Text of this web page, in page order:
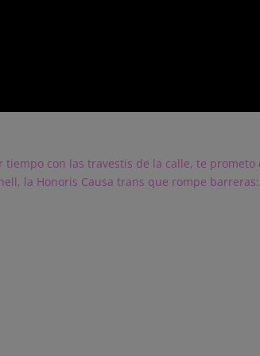
tiempo con las travestis de la calle, te
la Honoris Causa trans que rompe